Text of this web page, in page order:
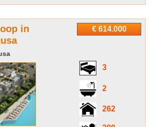
€ 614.000
in
3
2
262